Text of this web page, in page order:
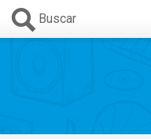
Buscar